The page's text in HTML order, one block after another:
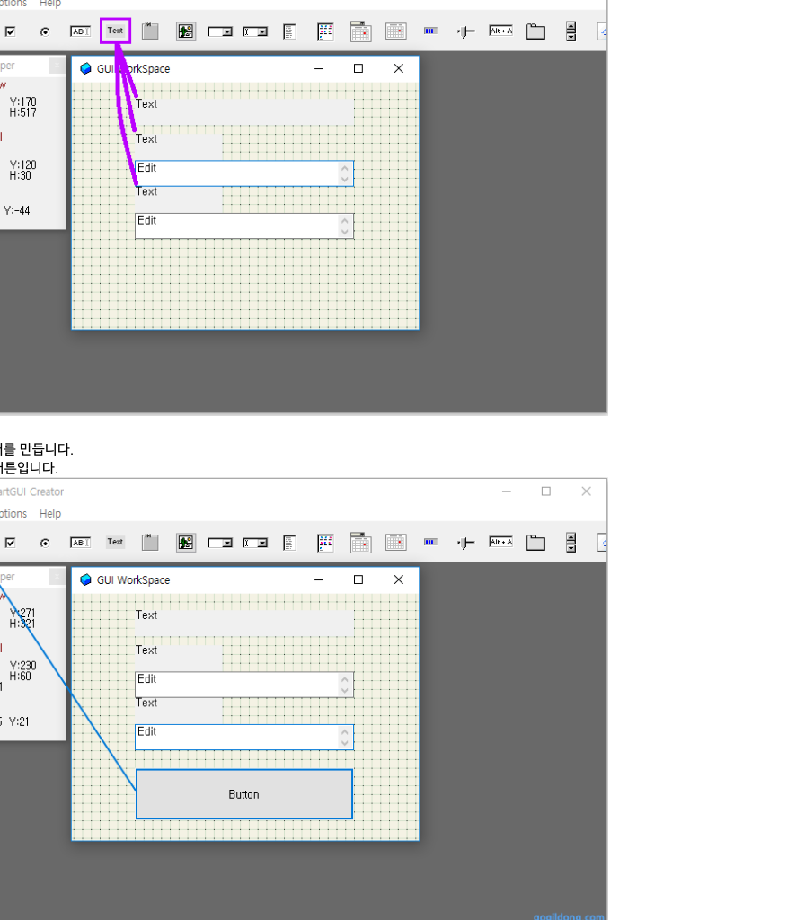
만듭니다.
입니다.